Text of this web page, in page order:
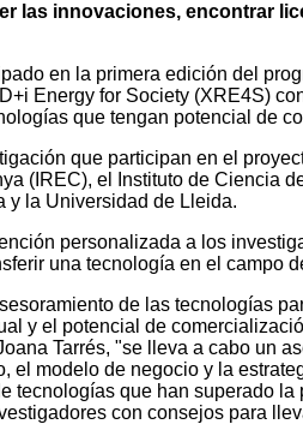
las innovaciones, encontrar
en la primera edición del
Energy for Society (XRE4S)
que tengan potencial de
que participan en el
(IREC), el Instituto de Ciencia
y la Universidad de Lleida.
personalizada a los
una tecnología en el campo
de las tecnologías
y el potencial de
Tarrés, "se lleva a cabo un
el modelo de negocio y la
tecnologías que han superado la
con consejos para